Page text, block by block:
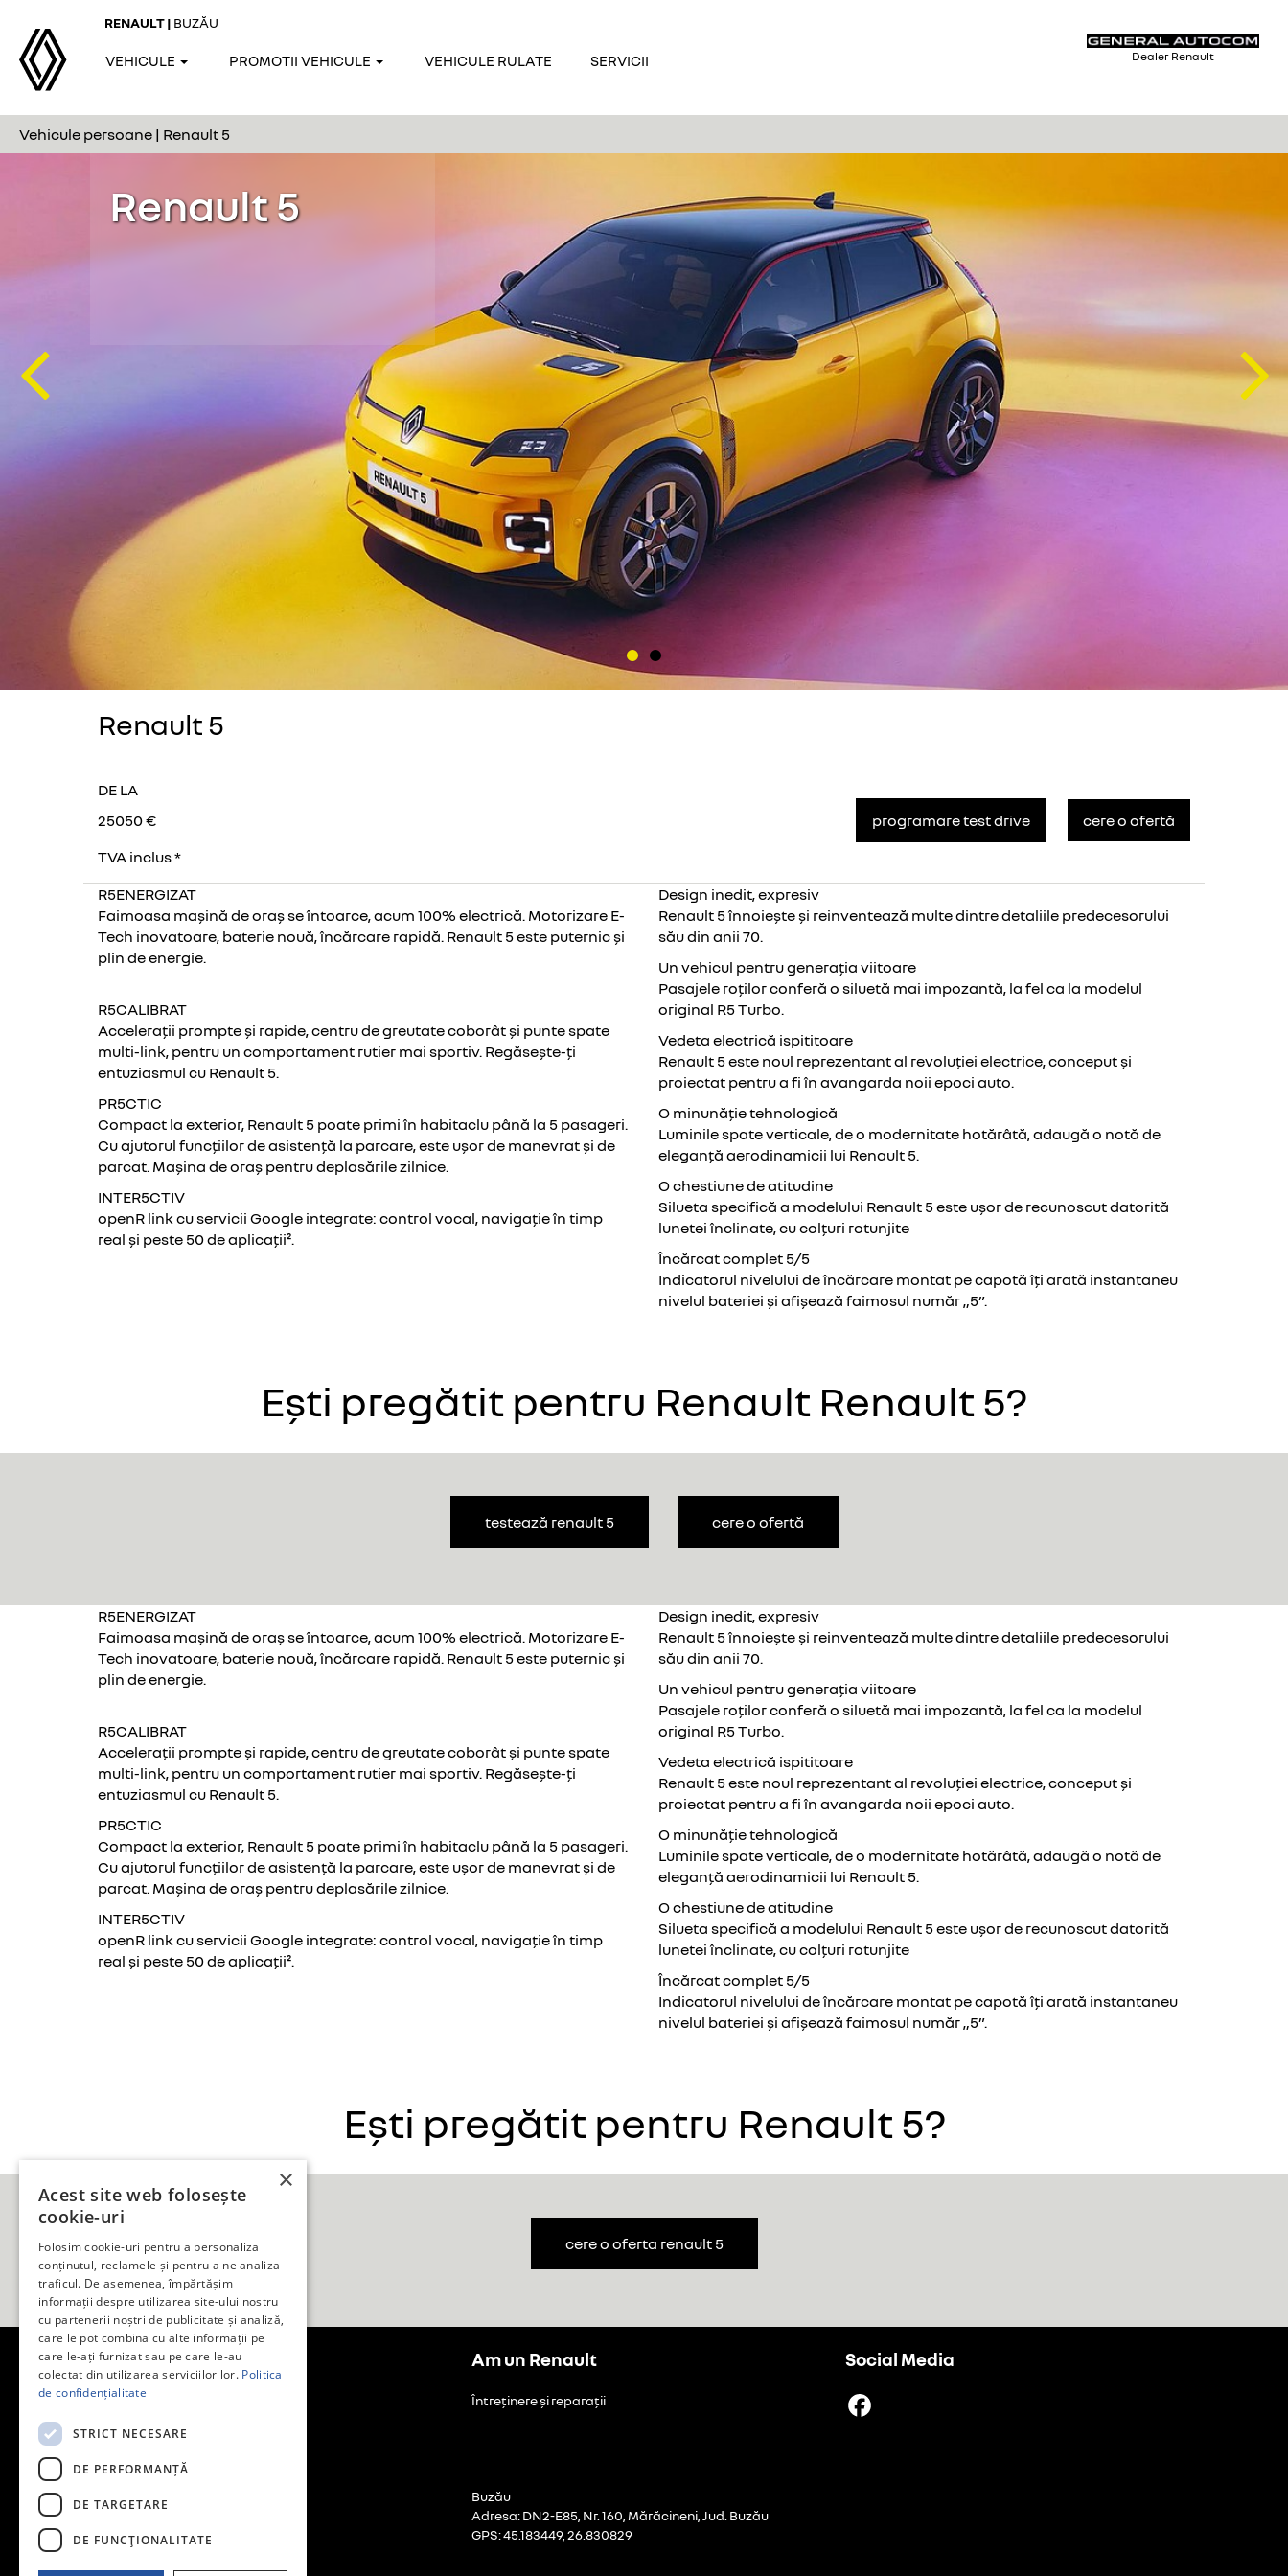
RENAULT | BUZĂU
Dealer Renault
VEHICULE PROMOTII VEHICULE VEHICULE RULATE SERVICII
Vehicule persoane | Renault 5
Renault 5
Renault 5
Renault 5
DE LA
25050 €
TVA inclus *
programare test drive cere o ofertă
R5ENERGIZAT
Faimoasa mașină de oraș se întoarce, acum 100% electrică. Motorizare E-
Tech inovatoare, baterie nouă, încărcare rapidă. Renault 5 este puternic și
plin de energie.
R5CALIBRAT
Accelerații prompte și rapide, centru de greutate coborât și punte spate
multi-link, pentru un comportament rutier mai sportiv. Regăsește-ți
entuziasmul cu Renault 5.
PR5CTIC
Compact la exterior, Renault 5 poate primi în habitaclu până la 5 pasageri.
Cu ajutorul funcțiilor de asistență la parcare, este ușor de manevrat și de
parcat. Mașina de oraș pentru deplasările zilnice.
INTER5CTIV
openR link cu servicii Google integrate: control vocal, navigație în timp
real și peste 50 de aplicații².
Design inedit, expresiv
Renault 5 înnoiește și reinventează multe dintre detaliile predecesorului
său din anii 70.
Un vehicul pentru generația viitoare
Pasajele roților conferă o siluetă mai impozantă, la fel ca la modelul
original R5 Turbo.
Vedeta electrică ispititoare
Renault 5 este noul reprezentant al revoluției electrice, conceput și
proiectat pentru a fi în avangarda noii epoci auto.
O minunăție tehnologică
Luminile spate verticale, de o modernitate hotărâtă, adaugă o notă de
eleganță aerodinamicii lui Renault 5.
O chestiune de atitudine
Silueta specifică a modelului Renault 5 este ușor de recunoscut datorită
lunetei înclinate, cu colțuri rotunjite
Încărcat complet 5/5
Indicatorul nivelului de încărcare montat pe capotă îți arată instantaneu
nivelul bateriei și afișează faimosul număr „5”.
Ești pregătit pentru Renault Renault 5?
testează renault 5 cere o ofertă
R5ENERGIZAT
Faimoasa mașină de oraș se întoarce, acum 100% electrică. Motorizare E-
Tech inovatoare, baterie nouă, încărcare rapidă. Renault 5 este puternic și
plin de energie.
R5CALIBRAT
Accelerații prompte și rapide, centru de greutate coborât și punte spate
multi-link, pentru un comportament rutier mai sportiv. Regăsește-ți
entuziasmul cu Renault 5.
PR5CTIC
Compact la exterior, Renault 5 poate primi în habitaclu până la 5 pasageri.
Cu ajutorul funcțiilor de asistență la parcare, este ușor de manevrat și de
parcat. Mașina de oraș pentru deplasările zilnice.
INTER5CTIV
openR link cu servicii Google integrate: control vocal, navigație în timp
real și peste 50 de aplicații².
Design inedit, expresiv
Renault 5 înnoiește și reinventează multe dintre detaliile predecesorului
său din anii 70.
Un vehicul pentru generația viitoare
Pasajele roților conferă o siluetă mai impozantă, la fel ca la modelul
original R5 Turbo.
Vedeta electrică ispititoare
Renault 5 este noul reprezentant al revoluției electrice, conceput și
proiectat pentru a fi în avangarda noii epoci auto.
O minunăție tehnologică
Luminile spate verticale, de o modernitate hotărâtă, adaugă o notă de
eleganță aerodinamicii lui Renault 5.
O chestiune de atitudine
Silueta specifică a modelului Renault 5 este ușor de recunoscut datorită
lunetei înclinate, cu colțuri rotunjite
Încărcat complet 5/5
Indicatorul nivelului de încărcare montat pe capotă îți arată instantaneu
nivelul bateriei și afișează faimosul număr „5”.
Ești pregătit pentru Renault 5?
cere o oferta renault 5
Vreau un Renault
Cere o ofertă
Comunică cu noi
Am un Renault
Întreținere și reparații
Social Media
Politică de confidențialitate
Buzău
Adresa: DN2-E85, Nr. 160, Mărăcineni, Jud. Buzău
GPS: 45.183449, 26.830829
×
Acest site web folosește
cookie-uri
Folosim cookie-uri pentru a personaliza
conținutul, reclamele și pentru a ne analiza
traficul. De asemenea, împărtășim
informații despre utilizarea site-ului nostru
cu partenerii noștri de publicitate și analiză,
care le pot combina cu alte informații pe
care le-ați furnizat sau pe care le-au
colectat din utilizarea serviciilor lor. Politica
de confidențialitate
STRICT NECESARE
DE PERFORMANȚĂ
DE TARGETARE
DE FUNCŢIONALITATE